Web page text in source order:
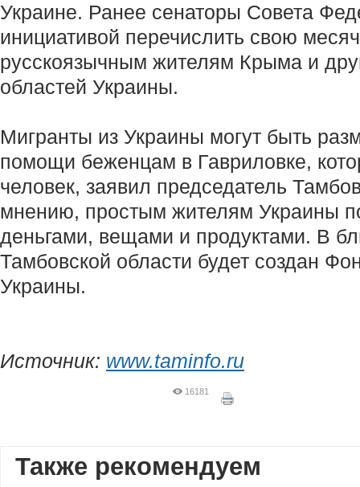
Украине. Ранее сенаторы Совета
инициативой перечислить свою
русскоязычным жителям Крыма и
областей Украины.
Мигранты из Украины могут быть
помощи беженцам в Гавриловке,
человек, заявил председатель
мнению, простым жителям Украины
деньгами, вещами и продуктами. В
Тамбовской области будет создан
Украины.
Источник: www.taminfo.ru
16181
Также рекомендуем